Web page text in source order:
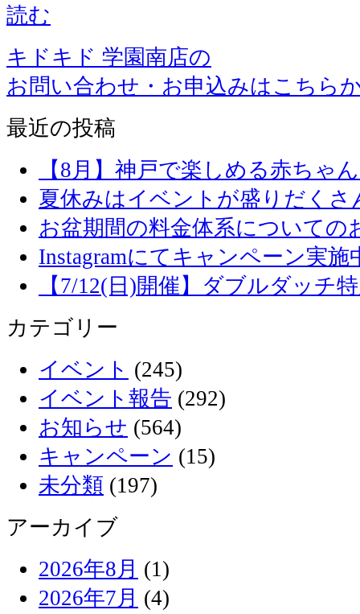
読む
キドキド 学園南店の
お問い合わせ・お申込みはこちら
最近の投稿
【8月】神戸で楽しめる赤ちゃ
夏休みはイベントが盛りだくさ
お盆期間の料金体系についての
Instagramにてキャンペーン実施
【7/12(日)開催】ダブルダッチ
カテゴリー
イベント (245)
イベント報告 (292)
お知らせ (564)
キャンペーン (15)
未分類 (197)
アーカイブ
2026年8月 (1)
2026年7月 (4)